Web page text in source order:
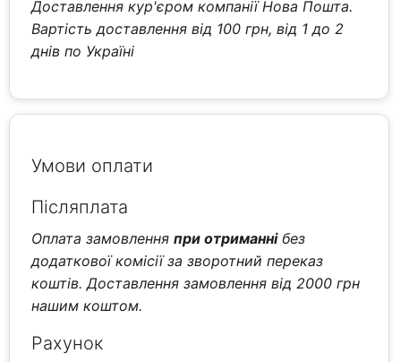
Доставлення кур'єром компанії Нова Пошта.
Вартість доставлення від 100 грн, від 1 до 2
днів по Україні
Умови оплати
Післяплата
Оплата замовленняпри отриманнібез
додаткової комісії за зворотний переказ
коштів. Доставлення замовлення від 2000 грн
нашим коштом.
Рахунок